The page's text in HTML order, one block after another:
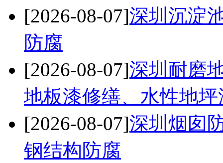
[2026-08-07]深圳沉淀
防腐
[2026-08-07]深圳耐磨
地板漆修缮、水性地
[2026-08-07]深圳烟囱
钢结构防腐